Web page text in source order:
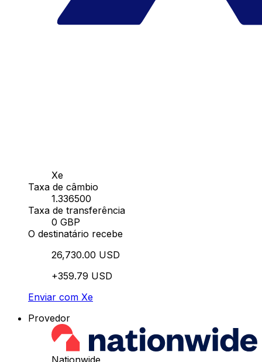
Xe
Taxa de câmbio
1.336500
Taxa de transferência
0 GBP
O destinatário recebe
26,730.00 USD
+359.79 USD
Enviar com Xe
Provedor